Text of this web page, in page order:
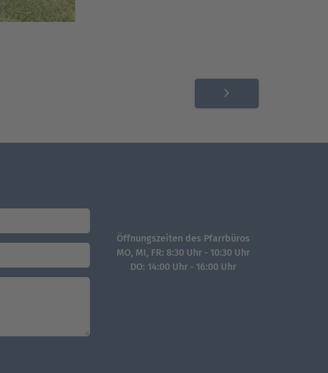
Öffnungszeiten des Pfarrbüros
MO, MI, FR: 8:30 Uhr - 10:30 Uhr
DO: 14:00 Uhr - 16:00 Uhr